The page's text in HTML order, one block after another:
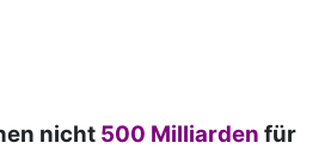
nicht 500 Milliarden für